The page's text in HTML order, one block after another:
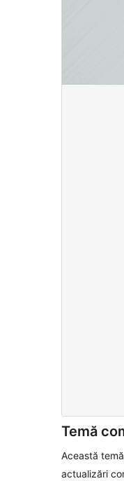
Temă
Această
actualizări